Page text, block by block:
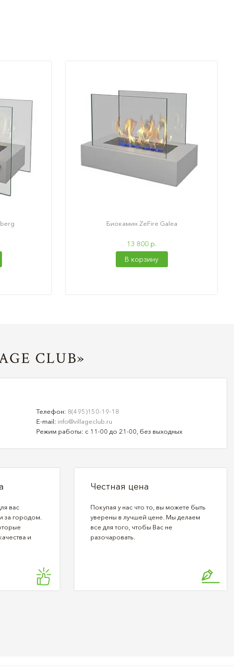
Биокамин ZeFire Galea
13 800 р.
В корзину
CLUB»
Телефон: 8(495)150-19-18
E-mail: info@villageclub.ru
Режим работы: с 11-00 до 21-00, без выходных
вас
за городом.
и
Честная цена
Покупая у нас что то, вы можете быть
уверены в лучшей цене. Мы делаем
все для того, чтобы Вас не
разочаровать.